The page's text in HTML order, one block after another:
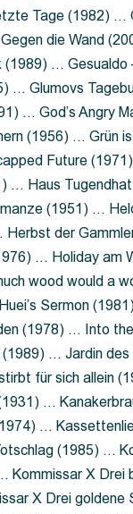
Tage (1982) …
die Wand
(1989) … Gesualdo
… Glumovs
… God’s Angry
(1956) … Grün
Future
… Haus
(1951) …
Herbst der
… Holiday am
wood would a
Sermon
(1978) … Into
… Jardin des
für sich allein
…
…
(1985) …
Kommissar X Drei
X Drei goldene